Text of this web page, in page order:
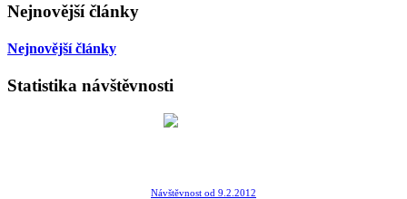
Nejnovější články
Nejnovější články
Statistika návštěvnosti
Návštěvnost od 9.2.2012